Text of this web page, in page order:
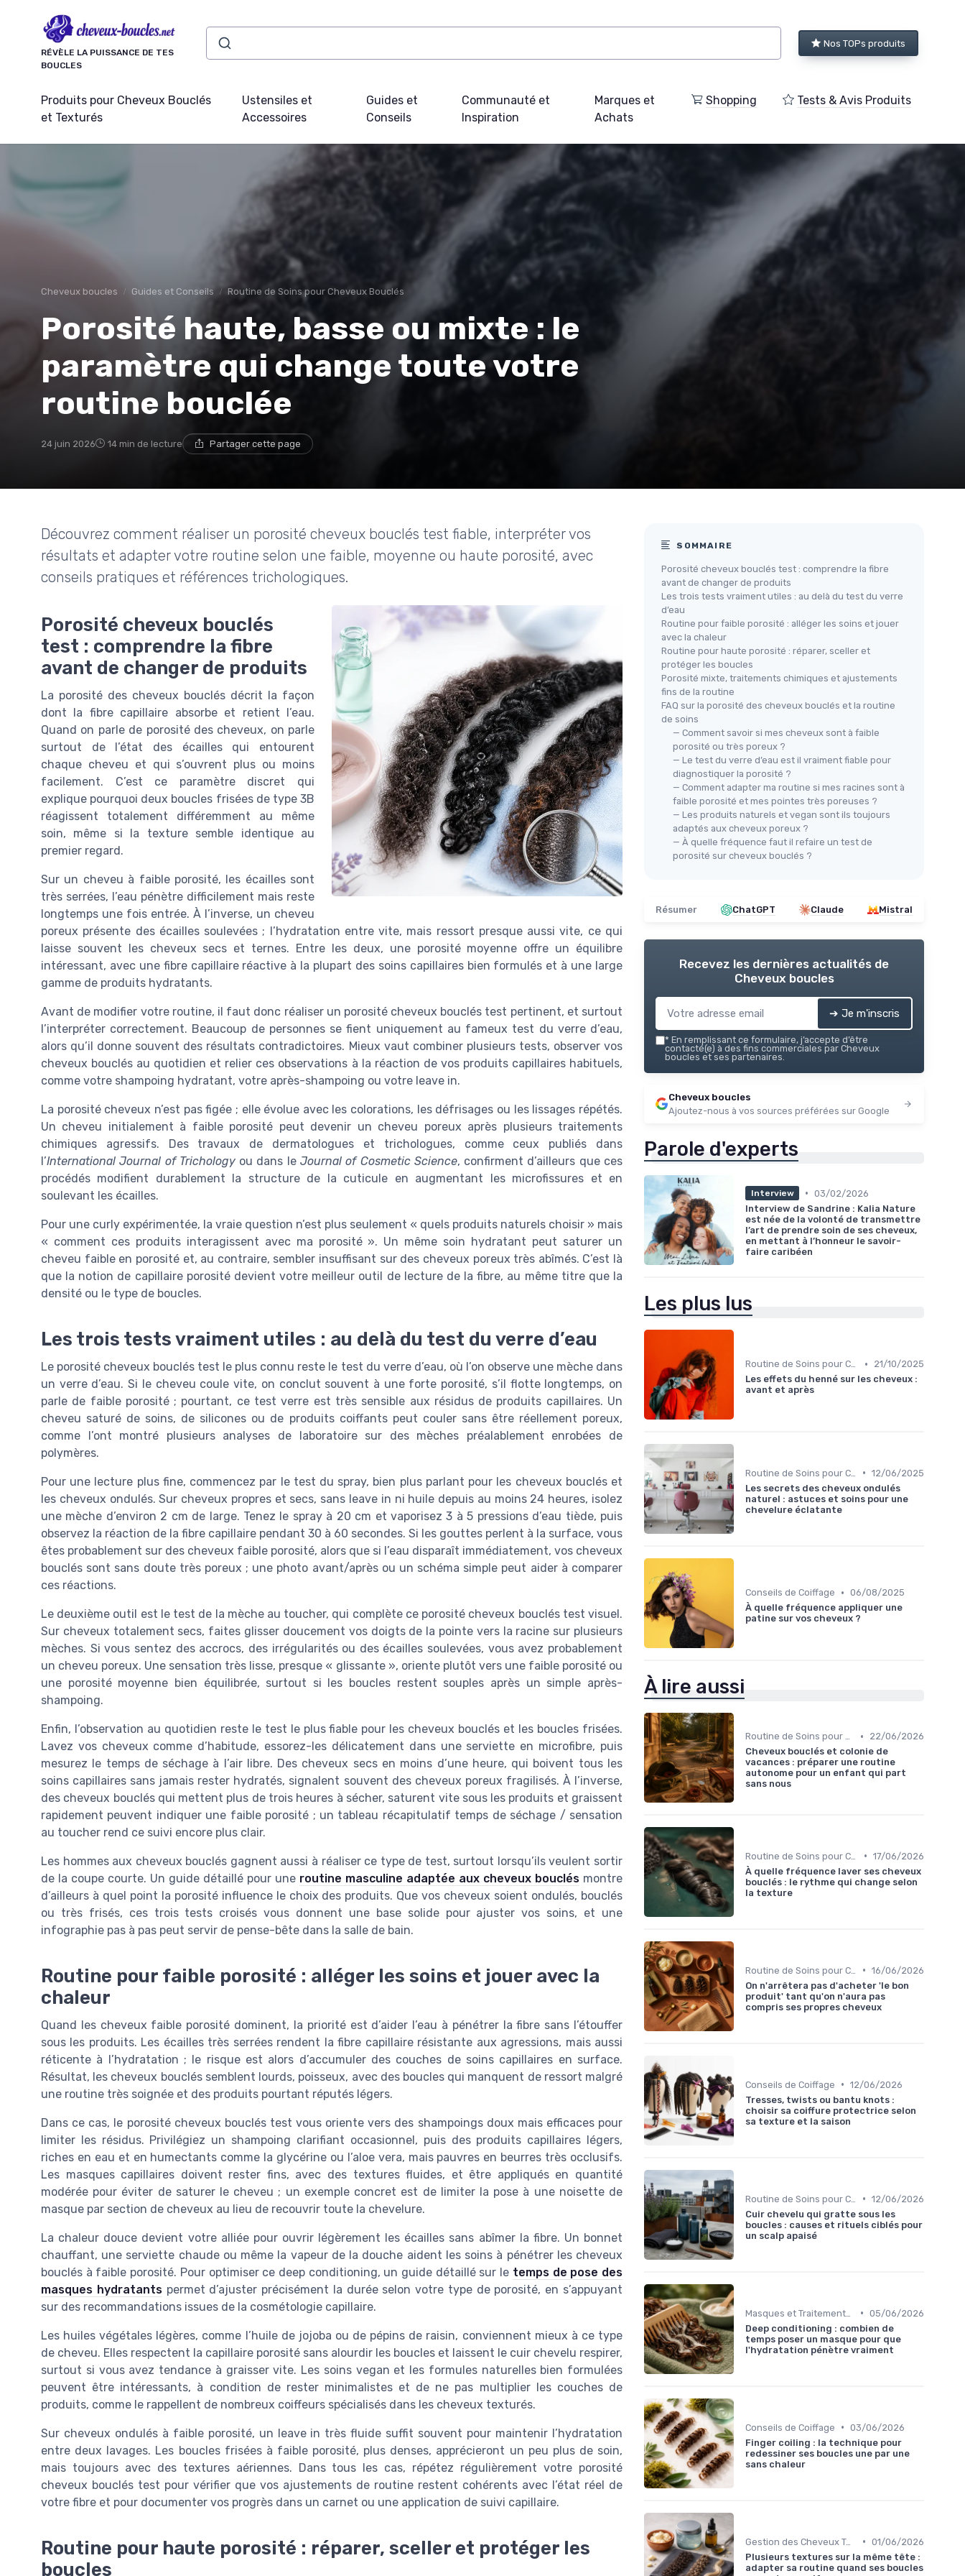
RÉVÈLE LA PUISSANCE DE TES
BOUCLES
Nos TOPs produits
Produits pour Cheveux Bouclés
et Texturés
Ustensiles et
Accessoires
Guides et
Conseils
Communauté et
Inspiration
Marques et
Achats
Shopping Tests & Avis Produits
Cheveux boucles Guides et Conseils Routine de Soins pour Cheveux Bouclés
Porosité haute, basse ou mixte : le
paramètre qui change toute votre
routine bouclée
24 juin 2026 14 min de lecture Partager cette page
Découvrez comment réaliser un porosité cheveux bouclés test fiable, interpréter vos
résultats et adapter votre routine selon une faible, moyenne ou haute porosité, avec
conseils pratiques et références trichologiques.
Porosité cheveux bouclés
test : comprendre la fibre
avant de changer de produits
La porosité des cheveux bouclés décrit la façon
dont la fibre capillaire absorbe et retient l’eau.
Quand on parle de porosité des cheveux, on parle
surtout de l’état des écailles qui entourent
chaque cheveu et qui s’ouvrent plus ou moins
facilement. C’est ce paramètre discret qui
explique pourquoi deux boucles frisées de type 3B
réagissent totalement différemment au même
soin, même si la texture semble identique au
premier regard.
Sur un cheveu à faible porosité, les écailles sont
très serrées, l’eau pénètre difficilement mais reste
longtemps une fois entrée. À l’inverse, un cheveu
poreux présente des écailles soulevées ; l’hydratation entre vite, mais ressort presque aussi vite, ce qui
laisse souvent les cheveux secs et ternes. Entre les deux, une porosité moyenne offre un équilibre
intéressant, avec une fibre capillaire réactive à la plupart des soins capillaires bien formulés et à une large
gamme de produits hydratants.
Avant de modifier votre routine, il faut donc réaliser un porosité cheveux bouclés test pertinent, et surtout
l’interpréter correctement. Beaucoup de personnes se fient uniquement au fameux test du verre d’eau,
alors qu’il donne souvent des résultats contradictoires. Mieux vaut combiner plusieurs tests, observer vos
cheveux bouclés au quotidien et relier ces observations à la réaction de vos produits capillaires habituels,
comme votre shampoing hydratant, votre après-shampoing ou votre leave in.
La porosité cheveux n’est pas figée ; elle évolue avec les colorations, les défrisages ou les lissages répétés.
Un cheveu initialement à faible porosité peut devenir un cheveu poreux après plusieurs traitements
chimiques agressifs. Des travaux de dermatologues et trichologues, comme ceux publiés dans
l’International Journal of Trichologyou dans leJournal of Cosmetic Science, confirment d’ailleurs que ces
procédés modifient durablement la structure de la cuticule en augmentant les microfissures et en
soulevant les écailles.
Pour une curly expérimentée, la vraie question n’est plus seulement « quels produits naturels choisir » mais
« comment ces produits interagissent avec ma porosité ». Un même soin hydratant peut saturer un
cheveu faible en porosité et, au contraire, sembler insuffisant sur des cheveux poreux très abîmés. C’est là
que la notion de capillaire porosité devient votre meilleur outil de lecture de la fibre, au même titre que la
densité ou le type de boucles.
Les trois tests vraiment utiles : au delà du test du verre d’eau
Le porosité cheveux bouclés test le plus connu reste le test du verre d’eau, où l’on observe une mèche dans
un verre d’eau. Si le cheveu coule vite, on conclut souvent à une forte porosité, s’il flotte longtemps, on
parle de faible porosité ; pourtant, ce test verre est très sensible aux résidus de produits capillaires. Un
cheveu saturé de soins, de silicones ou de produits coiffants peut couler sans être réellement poreux,
comme l’ont montré plusieurs analyses de laboratoire sur des mèches préalablement enrobées de
polymères.
Pour une lecture plus fine, commencez par le test du spray, bien plus parlant pour les cheveux bouclés et
les cheveux ondulés. Sur cheveux propres et secs, sans leave in ni huile depuis au moins 24 heures, isolez
une mèche d’environ 2 cm de large. Tenez le spray à 20 cm et vaporisez 3 à 5 pressions d’eau tiède, puis
observez la réaction de la fibre capillaire pendant 30 à 60 secondes. Si les gouttes perlent à la surface, vous
êtes probablement sur des cheveux faible porosité, alors que si l’eau disparaît immédiatement, vos cheveux
bouclés sont sans doute très poreux ; une photo avant/après ou un schéma simple peut aider à comparer
ces réactions.
Le deuxième outil est le test de la mèche au toucher, qui complète ce porosité cheveux bouclés test visuel.
Sur cheveux totalement secs, faites glisser doucement vos doigts de la pointe vers la racine sur plusieurs
mèches. Si vous sentez des accrocs, des irrégularités ou des écailles soulevées, vous avez probablement
un cheveu poreux. Une sensation très lisse, presque « glissante », oriente plutôt vers une faible porosité ou
une porosité moyenne bien équilibrée, surtout si les boucles restent souples après un simple après-
shampoing.
Enfin, l’observation au quotidien reste le test le plus fiable pour les cheveux bouclés et les boucles frisées.
Lavez vos cheveux comme d’habitude, essorez-les délicatement dans une serviette en microfibre, puis
mesurez le temps de séchage à l’air libre. Des cheveux secs en moins d’une heure, qui boivent tous les
soins capillaires sans jamais rester hydratés, signalent souvent des cheveux poreux fragilisés. À l’inverse,
des cheveux bouclés qui mettent plus de trois heures à sécher, saturent vite sous les produits et graissent
rapidement peuvent indiquer une faible porosité ; un tableau récapitulatif temps de séchage / sensation
au toucher rend ce suivi encore plus clair.
Les hommes aux cheveux bouclés gagnent aussi à réaliser ce type de test, surtout lorsqu’ils veulent sortir
de la coupe courte. Un guide détaillé pour une routine masculine adaptée aux cheveux bouclés montre
d’ailleurs à quel point la porosité influence le choix des produits. Que vos cheveux soient ondulés, bouclés
ou très frisés, ces trois tests croisés vous donnent une base solide pour ajuster vos soins, et une
infographie pas à pas peut servir de pense-bête dans la salle de bain.
Routine pour faible porosité : alléger les soins et jouer avec la
chaleur
Quand les cheveux faible porosité dominent, la priorité est d’aider l’eau à pénétrer la fibre sans l’étouffer
sous les produits. Les écailles très serrées rendent la fibre capillaire résistante aux agressions, mais aussi
réticente à l’hydratation ; le risque est alors d’accumuler des couches de soins capillaires en surface.
Résultat, les cheveux bouclés semblent lourds, poisseux, avec des boucles qui manquent de ressort malgré
une routine très soignée et des produits pourtant réputés légers.
Dans ce cas, le porosité cheveux bouclés test vous oriente vers des shampoings doux mais efficaces pour
limiter les résidus. Privilégiez un shampoing clarifiant occasionnel, puis des produits capillaires légers,
riches en eau et en humectants comme la glycérine ou l’aloe vera, mais pauvres en beurres très occlusifs.
Les masques capillaires doivent rester fins, avec des textures fluides, et être appliqués en quantité
modérée pour éviter de saturer le cheveu ; un exemple concret est de limiter la pose à une noisette de
masque par section de cheveux au lieu de recouvrir toute la chevelure.
La chaleur douce devient votre alliée pour ouvrir légèrement les écailles sans abîmer la fibre. Un bonnet
chauffant, une serviette chaude ou même la vapeur de la douche aident les soins à pénétrer les cheveux
bouclés à faible porosité. Pour optimiser ce deep conditioning, un guide détaillé sur le temps de pose des
masques hydratantspermet d’ajuster précisément la durée selon votre type de porosité, en s’appuyant
sur des recommandations issues de la cosmétologie capillaire.
Les huiles végétales légères, comme l’huile de jojoba ou de pépins de raisin, conviennent mieux à ce type
de cheveu. Elles respectent la capillaire porosité sans alourdir les boucles et laissent le cuir chevelu respirer,
surtout si vous avez tendance à graisser vite. Les soins vegan et les formules naturelles bien formulées
peuvent être intéressants, à condition de rester minimalistes et de ne pas multiplier les couches de
produits, comme le rappellent de nombreux coiffeurs spécialisés dans les cheveux texturés.
Sur cheveux ondulés à faible porosité, un leave in très fluide suffit souvent pour maintenir l’hydratation
entre deux lavages. Les boucles frisées à faible porosité, plus denses, apprécieront un peu plus de soin,
mais toujours avec des textures aériennes. Dans tous les cas, répétez régulièrement votre porosité
cheveux bouclés test pour vérifier que vos ajustements de routine restent cohérents avec l’état réel de
votre fibre et pour documenter vos progrès dans un carnet ou une application de suivi capillaire.
Routine pour haute porosité : réparer, sceller et protéger les
boucles
SOMMAIRE
Porosité cheveux bouclés test : comprendre la fibre
avant de changer de produits
Les trois tests vraiment utiles : au delà du test du verre
d’eau
Routine pour faible porosité : alléger les soins et jouer
avec la chaleur
Routine pour haute porosité : réparer, sceller et
protéger les boucles
Porosité mixte, traitements chimiques et ajustements
fins de la routine
FAQ sur la porosité des cheveux bouclés et la routine
de soins
— Comment savoir si mes cheveux sont à faible
porosité ou très poreux ?
— Le test du verre d’eau est il vraiment fiable pour
diagnostiquer la porosité ?
— Comment adapter ma routine si mes racines sont à
faible porosité et mes pointes très poreuses ?
— Les produits naturels et vegan sont ils toujours
adaptés aux cheveux poreux ?
— À quelle fréquence faut il refaire un test de
porosité sur cheveux bouclés ?
Résumer ChatGPT Claude Mistral
Recevez les dernières actualités de
Cheveux boucles
➔ Je m'inscris
* En remplissant ce formulaire, j’accepte d’être
contacté(e) à des fins commerciales par Cheveux
boucles et ses partenaires.
Cheveux boucles
Ajoutez-nous à vos sources préférées sur Google
Parole d'experts
Interview • 03/02/2026
Interview de Sandrine : Kalia Nature
est née de la volonté de transmettre
l’art de prendre soin de ses cheveux,
en mettant à l’honneur le savoir-
faire caribéen
Les plus lus
Routine de Soins pour Cheveux Bouclés •
21/10/2025
Les effets du henné sur les cheveux :
avant et après
• 12/06/2025
Les secrets des cheveux ondulés
naturel : astuces et soins pour une
chevelure éclatante
Conseils de Coiffage • 06/08/2025
À quelle fréquence appliquer une
patine sur vos cheveux ?
À lire aussi
Routine de Soins pour Cheveux Bouclés •
22/06/2026
Cheveux bouclés et colonie de
vacances : préparer une routine
autonome pour un enfant qui part
sans nous
• 17/06/2026
À quelle fréquence laver ses cheveux
bouclés : le rythme qui change selon
la texture
• 16/06/2026
On n'arrêtera pas d'acheter 'le bon
produit' tant qu'on n'aura pas
compris ses propres cheveux
Conseils de Coiffage • 12/06/2026
Tresses, twists ou bantu knots :
choisir sa coiffure protectrice selon
sa texture et la saison
• 12/06/2026
Cuir chevelu qui gratte sous les
boucles : causes et rituels ciblés pour
un scalp apaisé
• 05/06/2026
Deep conditioning : combien de
temps poser un masque pour que
l'hydratation pénètre vraiment
Conseils de Coiffage • 03/06/2026
Finger coiling : la technique pour
redessiner ses boucles une par une
sans chaleur
Gestion des Cheveux Texturés au Quotidien • 01/06/2026
Plusieurs textures sur la même tête :
adapter sa routine quand ses boucles